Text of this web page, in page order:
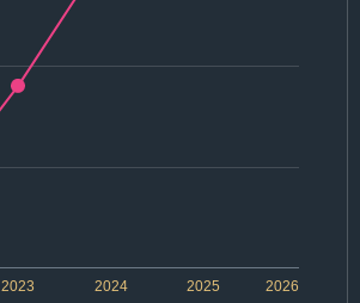
2024 2026
2023 2025